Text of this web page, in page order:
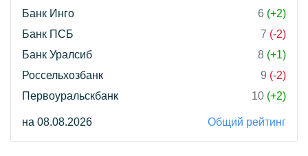
Банк Инго
6 (+2)
Банк ПСБ
7 (-2)
Банк Уралсиб
8 (+1)
Россельхозбанк
9 (-2)
Первоуральскбанк
10 (+2)
на 08.08.2026 Общий рейтинг